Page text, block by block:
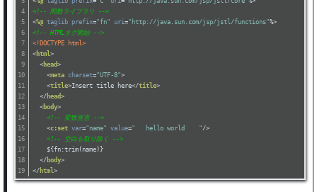
<!-- 関数ライブラリ -->
<%@ taglib prefix="fn" uri ="http://java.sun.com/jsp/jstl/functions"%>
<!-- HTMLタグ開始 -->
<!DOCTYPE html>
< html >
< head>
<meta charset="UTF-8">
<title>Insert title here</title>
</ head>
< body>
<!-- 変数宣言 -->
<c:set var="name" value="   hello world    " />
<!-- 空白を取り除く -->
    ${fn:trim(name)}
</ body>
</ html >